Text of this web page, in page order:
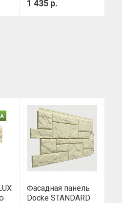
0,288м3/уп
1 435 р.
Фасадная панель
Docke STANDARD